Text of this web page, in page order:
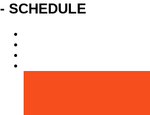
- SCHEDULE